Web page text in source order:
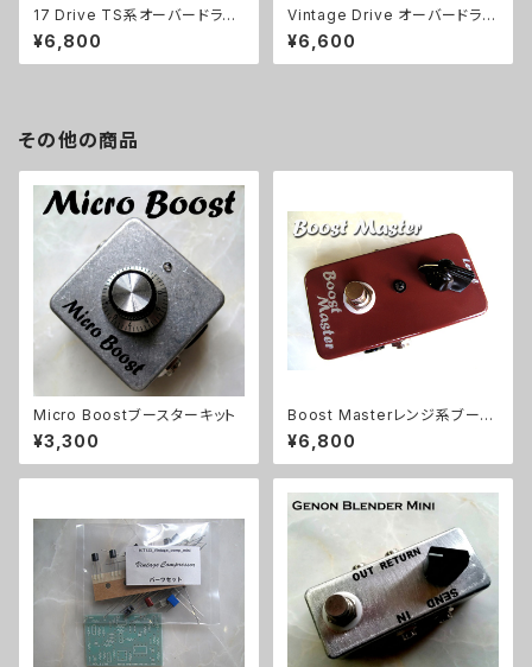
17 Drive TS系オーバードライ
ブキット【BASIC KIT】
¥6,800
Vintage Drive オーバードライ
ブキット【PEDAL FREAKS】
¥6,600
その他の商品
Micro Boostブースターキット
¥3,300
Boost Masterレンジ系ブース
ターキット【BASIC KIT】
¥6,800